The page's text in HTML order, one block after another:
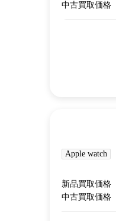
中古買取価格
Apple watch
新品買取価格
中古買取価格